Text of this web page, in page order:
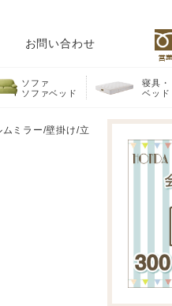
お問い合わせ
ソファ
ソファベッド
寝具・
ベッド
ミラー/壁掛け/立